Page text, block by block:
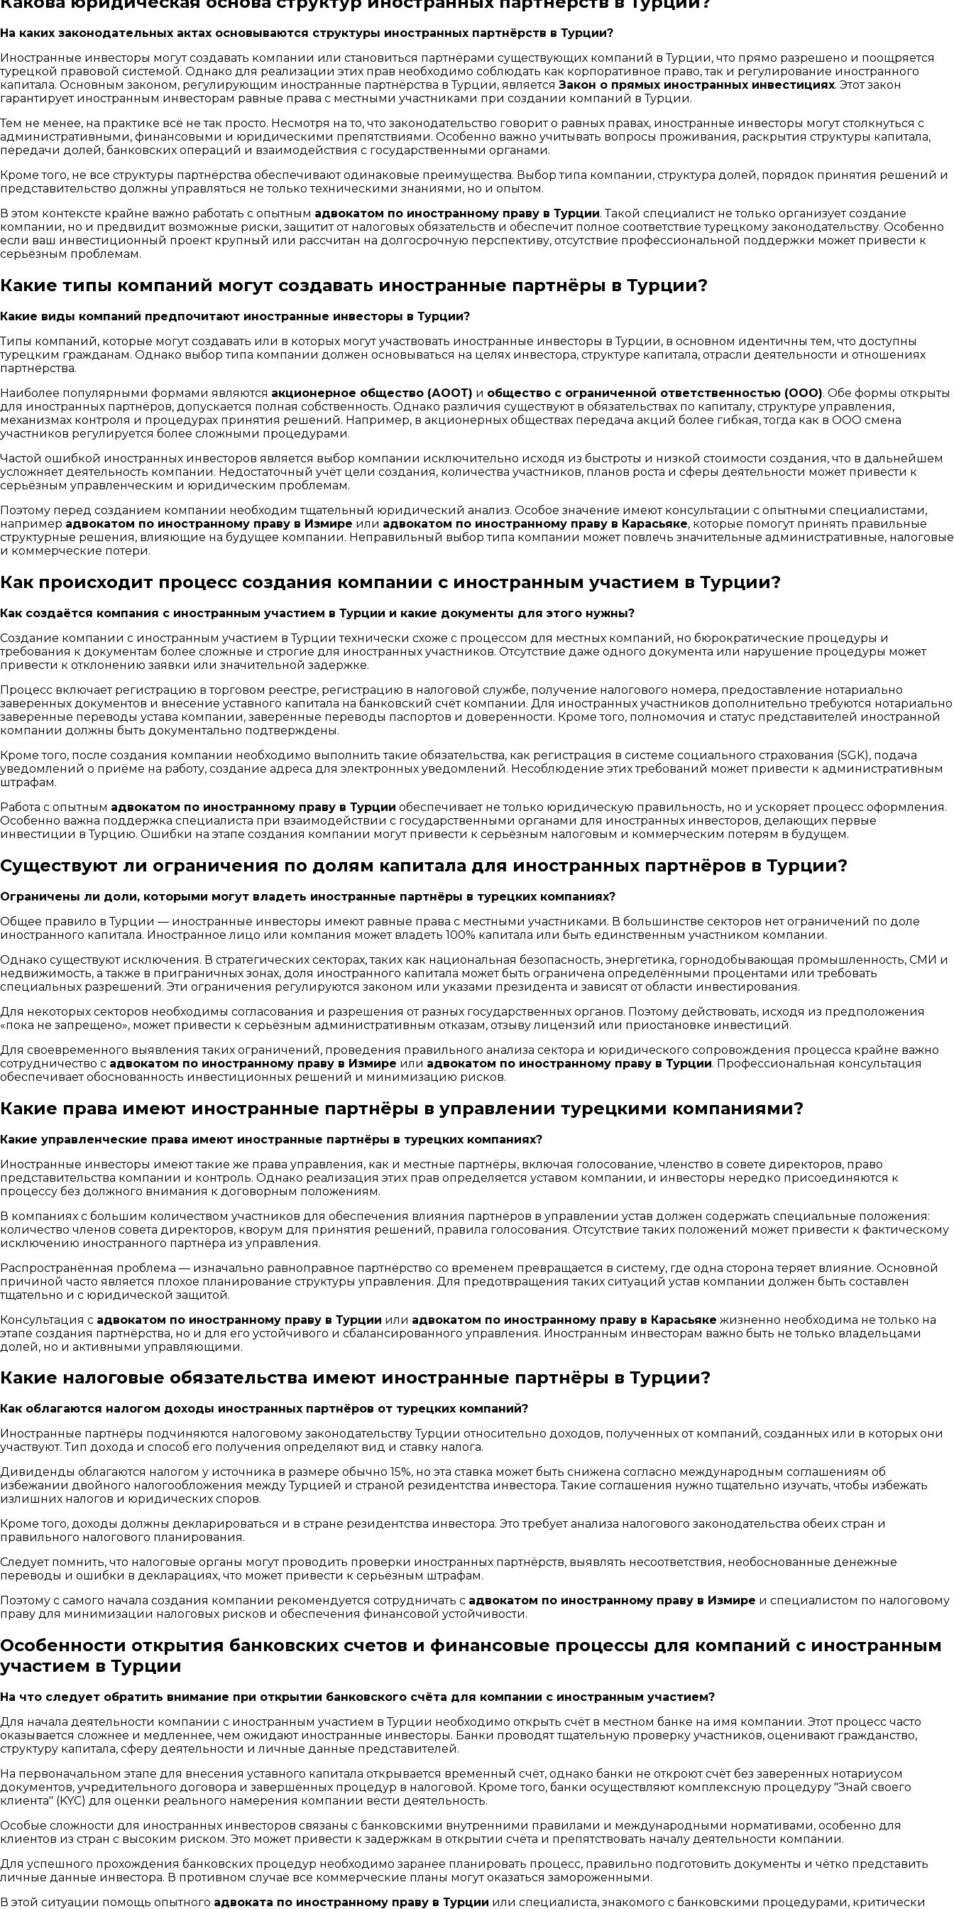
На каких законодательных актах основываются структуры иностранных партнёрств в Турции?
Иностранные инвесторы могут создавать компании или становиться партнёрами существующих компаний в Турции, что прямо разрешено и поощряется
турецкой правовой системой. Однако для реализации этих прав необходимо соблюдать как корпоративное право, так и регулирование иностранного
капитала. Основным законом, регулирующим иностранные партнёрства в Турции, является Закон о прямых иностранных инвестициях. Этот закон
гарантирует иностранным инвесторам равные права с местными участниками при создании компаний в Турции.
Тем не менее, на практике всё не так просто. Несмотря на то, что законодательство говорит о равных правах, иностранные инвесторы могут столкнуться с
административными, финансовыми и юридическими препятствиями. Особенно важно учитывать вопросы проживания, раскрытия структуры капитала,
передачи долей, банковских операций и взаимодействия с государственными органами.
Кроме того, не все структуры партнёрства обеспечивают одинаковые преимущества. Выбор типа компании, структура долей, порядок принятия решений и
представительство должны управляться не только техническими знаниями, но и опытом.
В этом контексте крайне важно работать с опытным адвокатом по иностранному праву в Турции. Такой специалист не только организует создание
компании, но и предвидит возможные риски, защитит от налоговых обязательств и обеспечит полное соответствие турецкому законодательству. Особенно
если ваш инвестиционный проект крупный или рассчитан на долгосрочную перспективу, отсутствие профессиональной поддержки может привести к
серьёзным проблемам.
Какие типы компаний могут создавать иностранные партнёры в Турции?
Какие виды компаний предпочитают иностранные инвесторы в Турции?
Типы компаний, которые могут создавать или в которых могут участвовать иностранные инвесторы в Турции, в основном идентичны тем, что доступны
турецким гражданам. Однако выбор типа компании должен основываться на целях инвестора, структуре капитала, отрасли деятельности и отношениях
партнёрства.
Наиболее популярными формами являются акционерное общество (АООТ) и общество с ограниченной ответственностью (ООО). Обе формы открыты
для иностранных партнёров, допускается полная собственность. Однако различия существуют в обязательствах по капиталу, структуре управления,
механизмах контроля и процедурах принятия решений. Например, в акционерных обществах передача акций более гибкая, тогда как в ООО смена
участников регулируется более сложными процедурами.
Частой ошибкой иностранных инвесторов является выбор компании исключительно исходя из быстроты и низкой стоимости создания, что в дальнейшем
усложняет деятельность компании. Недостаточный учёт цели создания, количества участников, планов роста и сферы деятельности может привести к
серьёзным управленческим и юридическим проблемам.
Поэтому перед созданием компании необходим тщательный юридический анализ. Особое значение имеют консультации с опытными специалистами,
например адвокатом по иностранному праву в Измире или адвокатом по иностранному праву в Карасьяке, которые помогут принять правильные
структурные решения, влияющие на будущее компании. Неправильный выбор типа компании может повлечь значительные административные, налоговые
и коммерческие потери.
Как происходит процесс создания компании с иностранным участием в Турции?
Как создаётся компания с иностранным участием в Турции и какие документы для этого нужны?
Создание компании с иностранным участием в Турции технически схоже с процессом для местных компаний, но бюрократические процедуры и
требования к документам более сложные и строгие для иностранных участников. Отсутствие даже одного документа или нарушение процедуры может
привести к отклонению заявки или значительной задержке.
Процесс включает регистрацию в торговом реестре, регистрацию в налоговой службе, получение налогового номера, предоставление нотариально
заверенных документов и внесение уставного капитала на банковский счёт компании. Для иностранных участников дополнительно требуются нотариально
заверенные переводы устава компании, заверенные переводы паспортов и доверенности. Кроме того, полномочия и статус представителей иностранной
компании должны быть документально подтверждены.
Кроме того, после создания компании необходимо выполнить такие обязательства, как регистрация в системе социального страхования (SGK), подача
уведомлений о приёме на работу, создание адреса для электронных уведомлений. Несоблюдение этих требований может привести к административным
штрафам.
Работа с опытным адвокатом по иностранному праву в Турции обеспечивает не только юридическую правильность, но и ускоряет процесс оформления.
Особенно важна поддержка специалиста при взаимодействии с государственными органами для иностранных инвесторов, делающих первые
инвестиции в Турцию. Ошибки на этапе создания компании могут привести к серьёзным налоговым и коммерческим потерям в будущем.
Существуют ли ограничения по долям капитала для иностранных партнёров в Турции?
Ограничены ли доли, которыми могут владеть иностранные партнёры в турецких компаниях?
Общее правило в Турции — иностранные инвесторы имеют равные права с местными участниками. В большинстве секторов нет ограничений по доле
иностранного капитала. Иностранное лицо или компания может владеть 100% капитала или быть единственным участником компании.
Однако существуют исключения. В стратегических секторах, таких как национальная безопасность, энергетика, горнодобывающая промышленность, СМИ и
недвижимость, а также в приграничных зонах, доля иностранного капитала может быть ограничена определёнными процентами или требовать
специальных разрешений. Эти ограничения регулируются законом или указами президента и зависят от области инвестирования.
Для некоторых секторов необходимы согласования и разрешения от разных государственных органов. Поэтому действовать, исходя из предположения
«пока не запрещено», может привести к серьёзным административным отказам, отзыву лицензий или приостановке инвестиций.
Для своевременного выявления таких ограничений, проведения правильного анализа сектора и юридического сопровождения процесса крайне важно
сотрудничество с адвокатом по иностранному праву в Измире или адвокатом по иностранному праву в Турции. Профессиональная консультация
обеспечивает обоснованность инвестиционных решений и минимизацию рисков.
Какие права имеют иностранные партнёры в управлении турецкими компаниями?
Какие управленческие права имеют иностранные партнёры в турецких компаниях?
Иностранные инвесторы имеют такие же права управления, как и местные партнёры, включая голосование, членство в совете директоров, право
представительства компании и контроль. Однако реализация этих прав определяется уставом компании, и инвесторы нередко присоединяются к
процессу без должного внимания к договорным положениям.
В компаниях с большим количеством участников для обеспечения влияния партнёров в управлении устав должен содержать специальные положения:
количество членов совета директоров, кворум для принятия решений, правила голосования. Отсутствие таких положений может привести к фактическому
исключению иностранного партнёра из управления.
Распространённая проблема — изначально равноправное партнёрство со временем превращается в систему, где одна сторона теряет влияние. Основной
причиной часто является плохое планирование структуры управления. Для предотвращения таких ситуаций устав компании должен быть составлен
тщательно и с юридической защитой.
Консультация с адвокатом по иностранному праву в Турции или адвокатом по иностранному праву в Карасьяке жизненно необходима не только на
этапе создания партнёрства, но и для его устойчивого и сбалансированного управления. Иностранным инвесторам важно быть не только владельцами
долей, но и активными управляющими.
Какие налоговые обязательства имеют иностранные партнёры в Турции?
Как облагаются налогом доходы иностранных партнёров от турецких компаний?
Иностранные партнёры подчиняются налоговому законодательству Турции относительно доходов, полученных от компаний, созданных или в которых они
участвуют. Тип дохода и способ его получения определяют вид и ставку налога.
Дивиденды облагаются налогом у источника в размере обычно 15%, но эта ставка может быть снижена согласно международным соглашениям об
избежании двойного налогообложения между Турцией и страной резидентства инвестора. Такие соглашения нужно тщательно изучать, чтобы избежать
излишних налогов и юридических споров.
Кроме того, доходы должны декларироваться и в стране резидентства инвестора. Это требует анализа налогового законодательства обеих стран и
правильного налогового планирования.
Следует помнить, что налоговые органы могут проводить проверки иностранных партнёрств, выявлять несоответствия, необоснованные денежные
переводы и ошибки в декларациях, что может привести к серьёзным штрафам.
Поэтому с самого начала создания компании рекомендуется сотрудничать с адвокатом по иностранному праву в Измире и специалистом по налоговому
праву для минимизации налоговых рисков и обеспечения финансовой устойчивости.
Особенности открытия банковских счетов и финансовые процессы для компаний с иностранным
участием в Турции
На что следует обратить внимание при открытии банковского счёта для компании с иностранным участием?
Для начала деятельности компании с иностранным участием в Турции необходимо открыть счёт в местном банке на имя компании. Этот процесс часто
оказывается сложнее и медленнее, чем ожидают иностранные инвесторы. Банки проводят тщательную проверку участников, оценивают гражданство,
структуру капитала, сферу деятельности и личные данные представителей.
На первоначальном этапе для внесения уставного капитала открывается временный счёт, однако банки не откроют счёт без заверенных нотариусом
документов, учредительного договора и завершённых процедур в налоговой. Кроме того, банки осуществляют комплексную процедуру "Знай своего
клиента" (KYC) для оценки реального намерения компании вести деятельность.
Особые сложности для иностранных инвесторов связаны с банковскими внутренними правилами и международными нормативами, особенно для
клиентов из стран с высоким риском. Это может привести к задержкам в открытии счёта и препятствовать началу деятельности компании.
Для успешного прохождения банковских процедур необходимо заранее планировать процесс, правильно подготовить документы и чётко представить
личные данные инвестора. В противном случае все коммерческие планы могут оказаться замороженными.
В этой ситуации помощь опытного адвоката по иностранному праву в Турции или специалиста, знакомого с банковскими процедурами, критически